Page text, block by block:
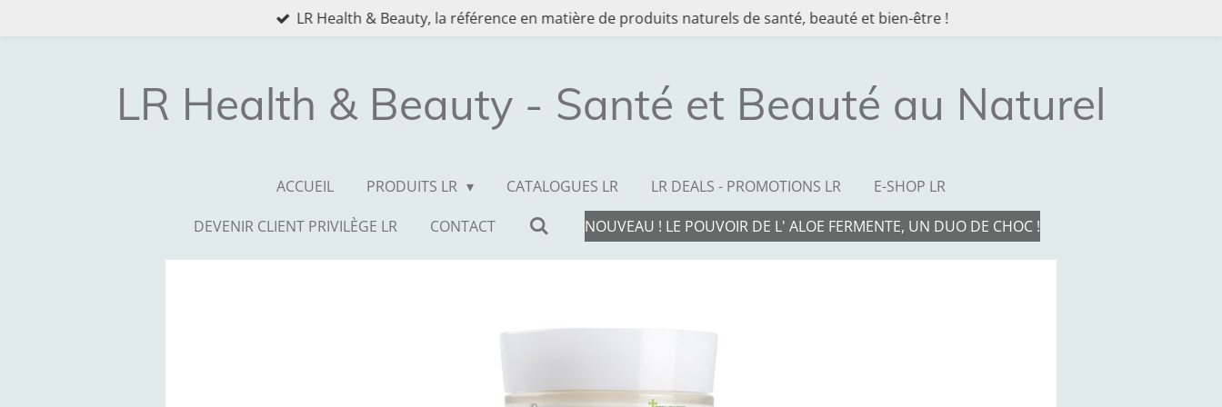
LR Health & Beauty, la référence en matière de produits naturels de santé, beauté et bien-être !
LR Health & Beauty - Santé et Beauté au Naturel
ACCUEIL PRODUITS LR CATALOGUES LR LR DEALS - PROMOTIONS LR
E-SHOP LR
DEVENIR CLIENT PRIVILÈGE LR
CONTACT NOUVEAU ! LE POUVOIR DE L' ALOE FERMENTE, UN DUO DE CHOC !